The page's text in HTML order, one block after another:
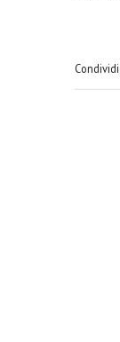
Condividi: